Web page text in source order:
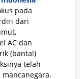
pada
dari
AC dan
(bantal)
telah